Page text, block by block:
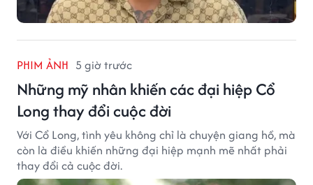
PHIM ẢNH 5 giờ trước
Những mỹ nhân khiến các đại hiệp Cổ
Long thay đổi cuộc đời
Với Cổ Long, tình yêu không chỉ là chuyện giang hồ, mà
còn là điều khiến những đại hiệp mạnh mẽ nhất phải
thay đổi cả cuộc đời.